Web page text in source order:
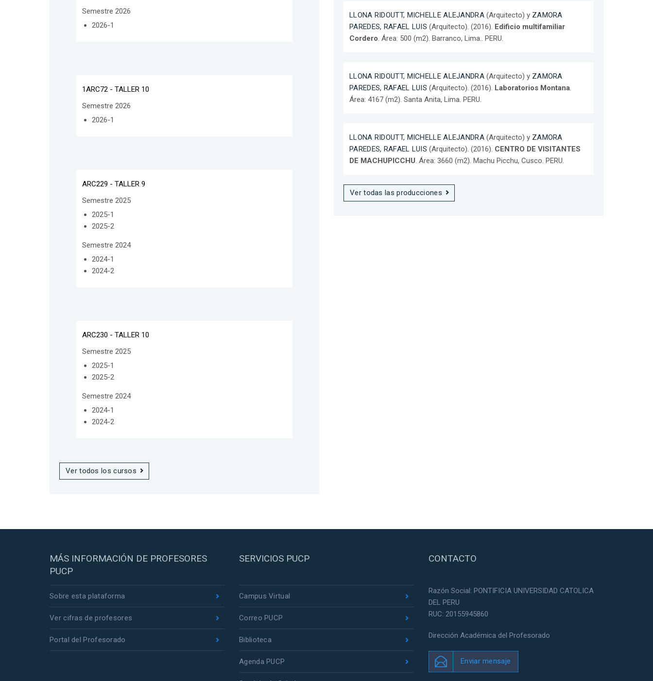
Semestre 2026
2026-1
1ARC72 - TALLER 10
Semestre 2026
2026-1
ARC229 - TALLER 9
Semestre 2025
2025-1
2025-2
Semestre 2024
2024-1
2024-2
ARC230 - TALLER 10
Semestre 2025
2025-1
2025-2
Semestre 2024
2024-1
2024-2
Ver todos los cursos
LLONA RIDOUTT, MICHELLE ALEJANDRA(Arquitecto) y ZAMORA
PAREDES, RAFAEL LUIS (Arquitecto). (2016). Edificio multifamiliar
Cordero. Área: 500 (m2). Barranco, Lima.. PERU.
LLONA RIDOUTT, MICHELLE ALEJANDRA(Arquitecto) y ZAMORA
PAREDES, RAFAEL LUIS (Arquitecto). (2016). Laboratorios Montana.
Área: 4167 (m2). Santa Anita, Lima. PERU.
LLONA RIDOUTT, MICHELLE ALEJANDRA(Arquitecto) y ZAMORA
PAREDES, RAFAEL LUIS (Arquitecto). (2016). CENTRO DE VISITANTES
DE MACHUPICCHU. Área: 3660 (m2). Machu Picchu, Cusco. PERU.
Ver todas las producciones
MÁS INFORMACIÓN DE PROFESORES
PUCP
Sobre esta plataforma
Ver cifras de profesores
Portal del Profesorado
SERVICIOS PUCP
Campus Virtual
Correo PUCP
Biblioteca
Agenda PUCP
CONTACTO
Razón Social: PONTIFICIA UNIVERSIDAD CATOLICA
DEL PERU
RUC: 20155945860
Dirección Académica del Profesorado
Enviar mensaje